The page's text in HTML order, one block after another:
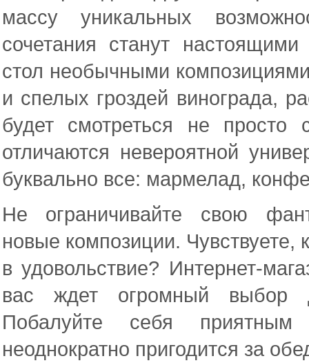
массу уникальных
сочетания станут
стол необычными
и спелых гроздей винограда,
будет смотреться не просто
отличаются невероятной
буквально все: мармелад,
Не ограничивайте свою
новые композиции. Чувствуете,
в удовольствие? Интернет-
вас ждет огромный выбор
Побалуйте себя
неоднократно пригодится за